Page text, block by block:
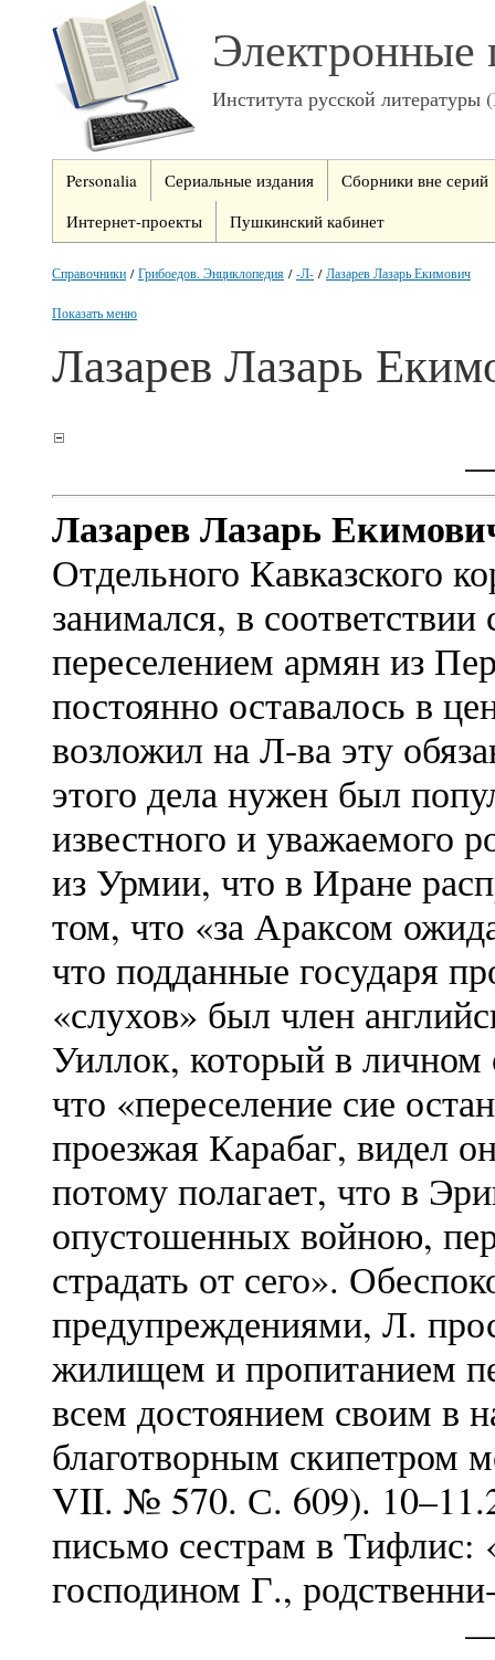
Электронные
Института русской
Personalia Сериальные издания
Сборники вне серий
Интернет-проекты
Пушкинский кабинет
Справочники /Грибоедов. Энциклопедия /-Л- /Лазарев Лазарь Екимович
Показать меню
Лазарев Лазарь
Лазарев Лазарь
Отдельного Кавказского
занимался, в соответствии
переселением армян из
постоянно оставалось в
возложил на Л-ва эту
этого дела нужен был
известного и уважаемого
из Урмии, что в Иране
том, что «за Араксом
что подданные государя
«слухов» был член
Уиллок, который в
что «переселение сие
проезжая Карабаг, видел
потому полагает, что в
опустошенных войною,
страдать от сего».
предупреждениями, Л.
жилищем и пропитанием
всем достоянием своим в
благотворным скипетром
VII. № 570. С. 609).
письмо сестрам в
господином Г.,